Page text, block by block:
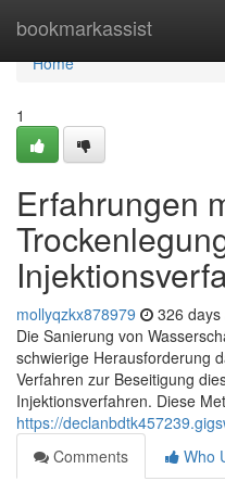
bookmarkassist
Home
Home
1
Erfahrungen
mollyqzkx878979 326 days
Die Sanierung von
schwierige Herausforderung
Verfahren zur Beseitigung
Injektionsverfahren. Diese
https://
Comments
Who